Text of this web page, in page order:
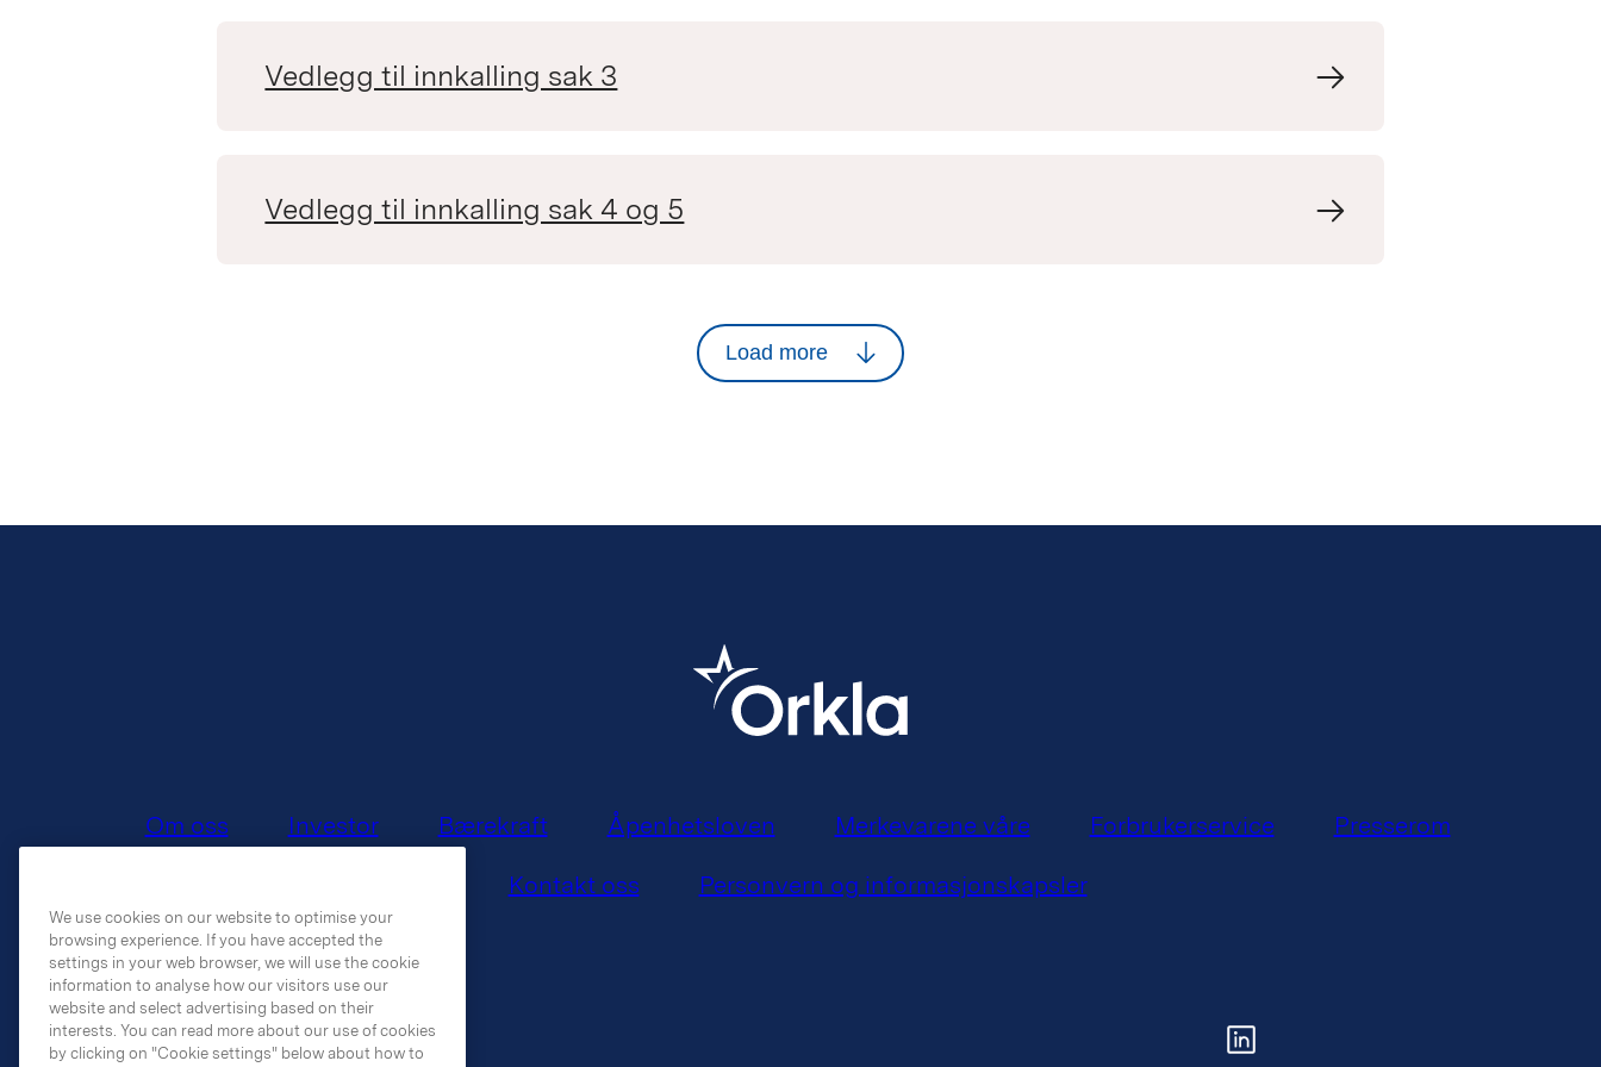
Vedlegg til innkalling sak 3
Vedlegg til innkalling sak 4 og 5
Load more
Om oss Investor Bærekraft Åpenhetsloven Merkevarene våre Forbrukerservice Presserom
Kontakt oss Personvern og informasjonskapsler
We use cookies on our website to optimise your
browsing experience. If you have accepted the
settings in your web browser, we will use the cookie
information to analyse how our visitors use our
website and select advertising based on their
interests. You can read more about our use of cookies
by clicking on "Cookie settings" below about how to